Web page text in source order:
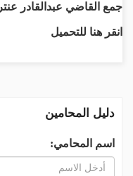
جمع القاضي عبدالقادر عنتر
انقر هنا للتحميل
دليل المحامين
اسم المحامي: